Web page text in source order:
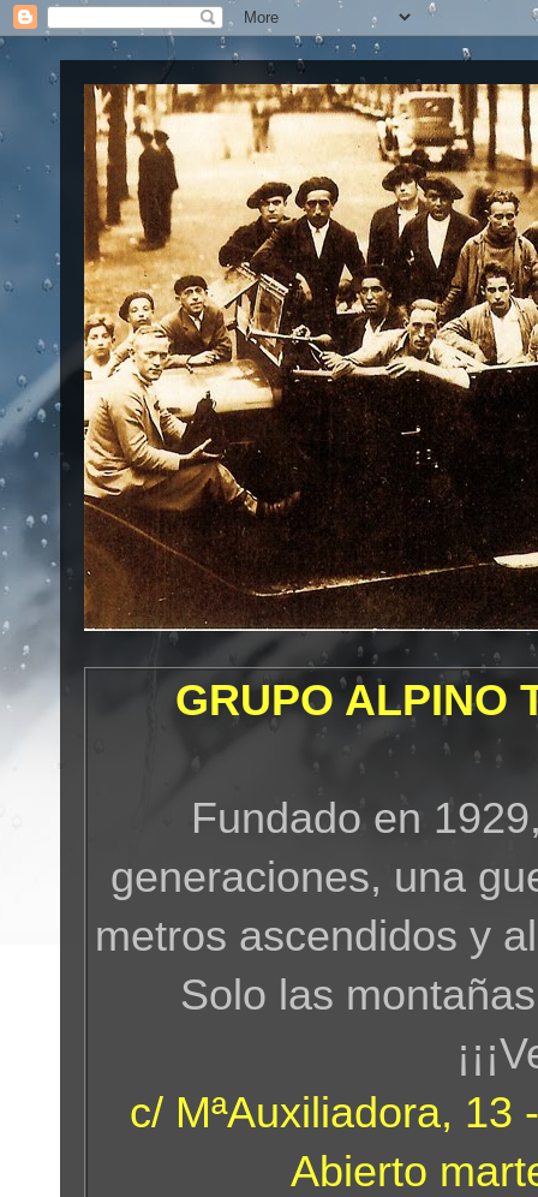
GRUPO ALPINO
Fundado en
generaciones, una
metros ascendidos y
Solo las
c/ MªAuxiliadora, 13
Abierto